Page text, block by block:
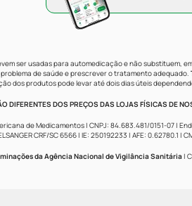
ser usadas para automedicação e não substituem,
de saúde e prescrever o tratamento adequado.
dos produtos pode levar até dois dias úteis
DIFERENTES DOS PREÇOS DAS LOJAS FÍSICAS DE
de Medicamentos | CNPJ: 84.683.481/0151-07 |
CRF/SC 6566 | IE: 250192233 | AFE: 0.62780.1 |
da Agência Nacional de Vigilância Sanitária |